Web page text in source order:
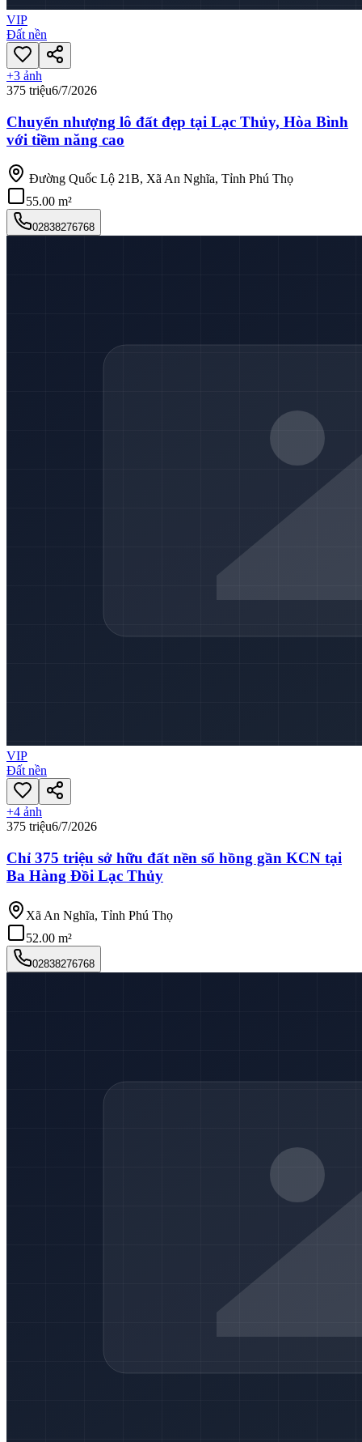
VIP
Đất nền
+3 ảnh
375 triệu6/7/2026
Chuyển nhượng lô đất đẹp tại Lạc Thủy, Hòa Bình
với tiềm năng cao
Đường Quốc Lộ 21B, Xã An Nghĩa, Tỉnh Phú Thọ
55.00 m²
02838276768
VIP
Đất nền
+4 ảnh
375 triệu6/7/2026
Chỉ 375 triệu sở hữu đất nền sổ hồng gần KCN tại
Ba Hàng Đồi Lạc Thủy
Xã An Nghĩa, Tỉnh Phú Thọ
52.00 m²
02838276768